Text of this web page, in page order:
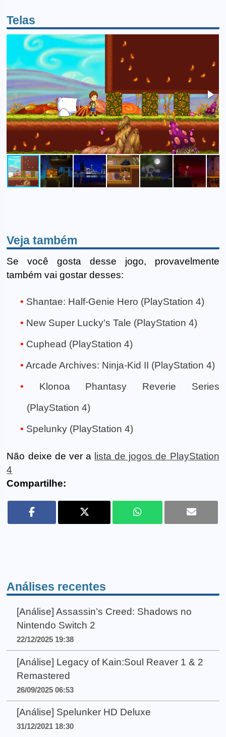
Telas
Veja também
Se você gosta desse jogo, provavelmente
também vai gostar desses:
Shantae: Half-Genie Hero (PlayStation 4)
New Super Lucky's Tale (PlayStation 4)
Cuphead (PlayStation 4)
Arcade Archives: Ninja-Kid II (PlayStation 4)
Klonoa Phantasy Reverie Series
(PlayStation 4)
Spelunky (PlayStation 4)
Não deixe de ver a lista de jogos de PlayStation
4
Compartilhe:
Análises recentes
[Análise] Assassin’s Creed: Shadows no
Nintendo Switch 2
22/12/2025 19:38
[Análise] Legacy of Kain:Soul Reaver 1 & 2
Remastered
26/09/2025 06:53
[Análise] Spelunker HD Deluxe
31/12/2021 18:30